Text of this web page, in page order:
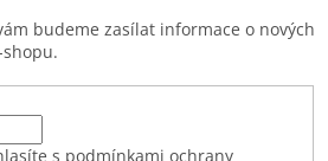
budeme zasílat informace o nových
s podmínkami ochrany